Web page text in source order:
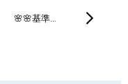
🌸🌸基準…